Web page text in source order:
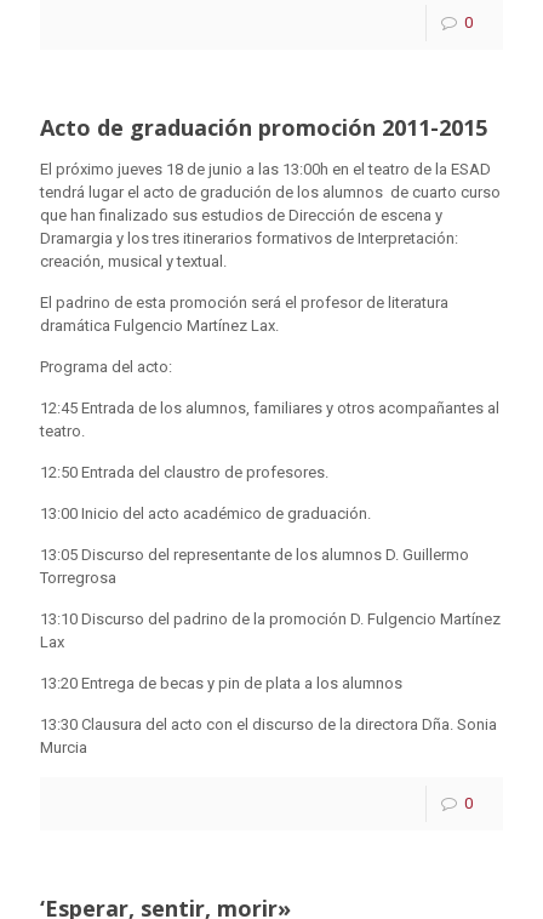
0
Acto de graduación promoción 2011-2015
El próximo jueves 18 de junio a las 13:00h en el teatro de la ESAD
tendrá lugar el acto de gradución de los alumnos de cuarto curso
que han finalizado sus estudios de Dirección de escena y
Dramargia y los tres itinerarios formativos de Interpretación:
creación, musical y textual.
El padrino de esta promoción será el profesor de literatura
dramática Fulgencio Martínez Lax.
Programa del acto:
12:45 Entrada de los alumnos, familiares y otros acompañantes al
teatro.
12:50 Entrada del claustro de profesores.
13:00 Inicio del acto académico de graduación.
13:05 Discurso del representante de los alumnos D. Guillermo
Torregrosa
13:10 Discurso del padrino de la promoción D. Fulgencio Martínez
Lax
13:20 Entrega de becas y pin de plata a los alumnos
13:30 Clausura del acto con el discurso de la directora Dña. Sonia
Murcia
0
‘Esperar, sentir, morir»